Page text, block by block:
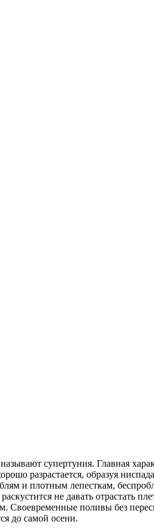
супертуния. Главная
разрастается, образуя
и плотным лепесткам,
не давать отрастать
Своевременные поливы без
до самой осени.